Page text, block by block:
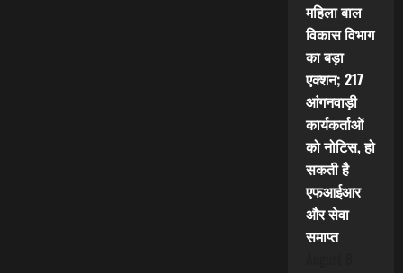
महिला बाल
विकास विभाग
का बड़ा
एक्शन; 217
आंगनवाड़ी
कार्यकर्ताओं
को नोटिस, हो
सकती है
एफआईआर
और सेवा
समाप्त